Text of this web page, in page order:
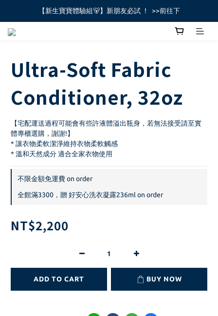
全館不限金額免運費🚚
【新生寶寶體驗組🐻】新朋友必試 ！  >>前往下
Ultra-Soft Fabric
Conditioner, 32oz
【宅配運送過程可能會有些許液體溢出瓶身，若無法接受請至實
體專櫃選購，謝謝!】
* 讓衣物柔軟潔淨維持衣物柔軟觸感
* 溫和天然成分 適合全家衣物使用
不限金額免運費 on order
全館滿3300，贈 好安心洗衣凝露236ml on order
NT$2,200
ADD TO CART BUY NOW